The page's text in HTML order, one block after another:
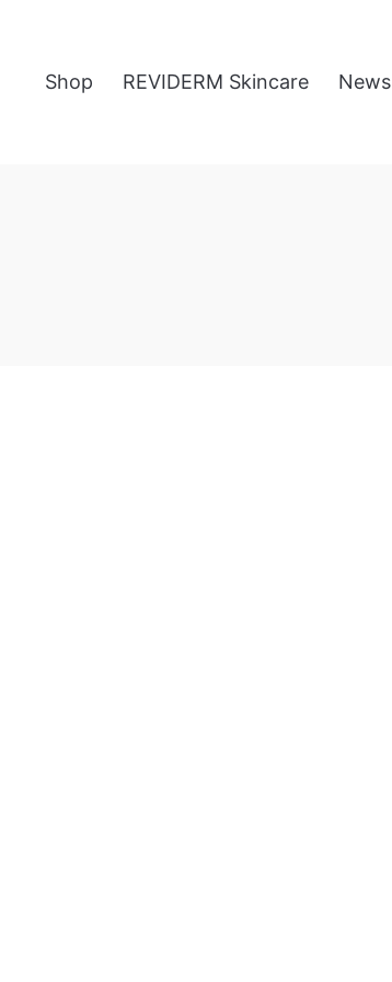
Shop REVIDERM Skincare News